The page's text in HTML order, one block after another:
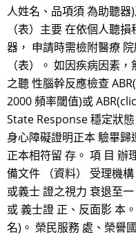
人姓名、品項須 為助聽
（表）主要 在依個人聽損
器， 申請時需檢附醫療
（表）。 如因疾病因素
之聽 性腦幹反應檢查
2000 頻率閾值)或
State Response 穩定狀
身心障礙證明正本 驗畢
正本相符留 存。 項 目 辦
備文件 （資料） 受理機
或義士 證之視力 衰退至
或 義士證 正、反面影 本
名)。 榮民服務 處、榮譽